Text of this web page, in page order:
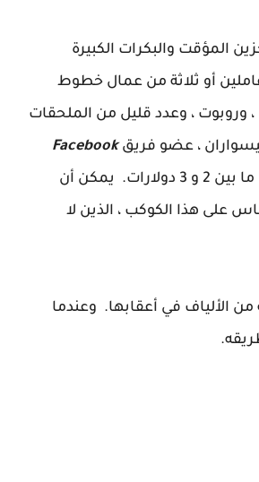
المؤقت والبكرات الكبيرة
أو ثلاثة من عمال خطوط
وروبوت ، وعدد قليل من الملحقات
، عضو فريقFacebook
. ويقدر أنه في بلد نام ، يجب أن يكلف نشر متر واحد من الألياف ما بين 2 و 3 دولارات. يمكن أن
على هذا الكوكب ، الذين لا
الألياف في أعقابها. وعندما